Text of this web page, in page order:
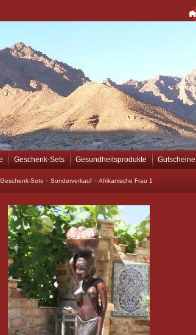
Geschenk-Sets Gesundheitsprodukte Gutscheine
Geschenk-Sets » Sonderverkauf » Afrikanische Frau 1